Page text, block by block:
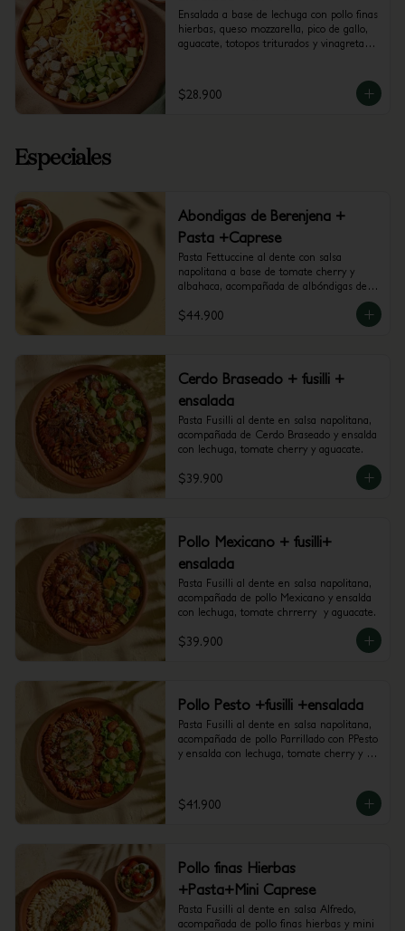
Ensalada a base de lechuga con pollo finas
hierbas, queso mozzarella, pico de gallo,
aguacate, totopos triturados y vinagreta a
$28.900
Especiales
Abondigas de Berenjena +
Pasta +Caprese
Pasta Fettuccine al dente con salsa
napolitana a base de tomate cherry y
albahaca, acompañada de albóndigas de
tomate cherry y pesto.
$44.900
Cerdo Braseado + fusilli +
ensalada
Pasta Fusilli al dente en salsa napolitana,
acompañada de Cerdo Braseado y ensalda
con lechuga, tomate cherry y aguacate.
$39.900
Pollo Mexicano + fusilli+
ensalada
Pasta Fusilli al dente en salsa napolitana,
acompañada de pollo Mexicano y ensalda
con lechuga, tomate chrrerry  y aguacate.
$39.900
Pollo Pesto +fusilli +ensalada
Pasta Fusilli al dente en salsa napolitana,
acompañada de pollo Parrillado con PPesto
y ensalda con lechuga, tomate cherry y
$41.900
Pollo finas Hierbas
+Pasta+Mini Caprese
Pasta Fusilli al dente en salsa Alfredo,
acompañada de pollo finas hierbas y mini